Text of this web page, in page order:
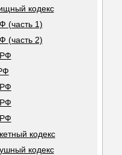
кодекс
(часть 1)
(часть 2)
кодекс
кодекс